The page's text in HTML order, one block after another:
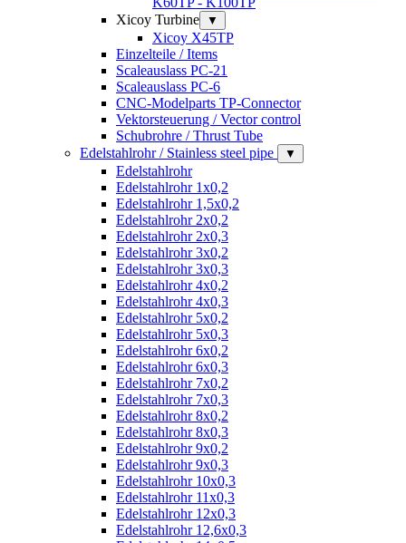
Xicoy Turbine
▼
Xicoy X45TP
Einzelteile / Items
Scaleauslass PC-21
Scaleauslass PC-6
CNC-Modelparts TP-Connector
Vektorsteuerung / Vector control
Schubrohre / Thrust Tube
Edelstahlrohr / Stainless steel pipe
▼
Edelstahlrohr
Edelstahlrohr 1x0,2
Edelstahlrohr 1,5x0,2
Edelstahlrohr 2x0,2
Edelstahlrohr 2x0,3
Edelstahlrohr 3x0,2
Edelstahlrohr 3x0,3
Edelstahlrohr 4x0,2
Edelstahlrohr 4x0,3
Edelstahlrohr 5x0,2
Edelstahlrohr 5x0,3
Edelstahlrohr 6x0,2
Edelstahlrohr 6x0,3
Edelstahlrohr 7x0,2
Edelstahlrohr 7x0,3
Edelstahlrohr 8x0,2
Edelstahlrohr 8x0,3
Edelstahlrohr 9x0,2
Edelstahlrohr 9x0,3
Edelstahlrohr 10x0,3
Edelstahlrohr 11x0,3
Edelstahlrohr 12x0,3
Edelstahlrohr 12,6x0,3